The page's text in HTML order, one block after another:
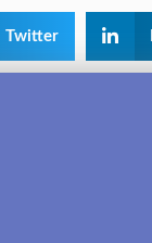
Twitter